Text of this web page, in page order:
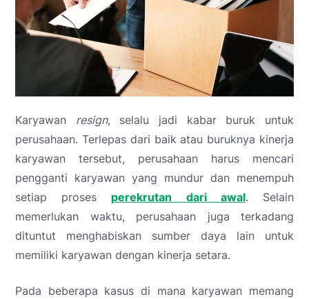
Karyawan resign, selalu jadi kabar buruk untuk
perusahaan. Terlepas dari baik atau buruknya kinerja
karyawan tersebut, perusahaan harus mencari
pengganti karyawan yang mundur dan menempuh
setiap proses perekrutan dari awal. Selain
memerlukan waktu, perusahaan juga terkadang
dituntut menghabiskan sumber daya lain untuk
memiliki karyawan dengan kinerja setara.
Pada beberapa kasus di mana karyawan memang